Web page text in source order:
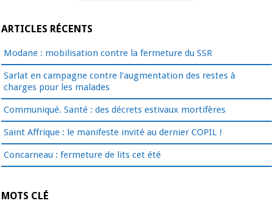
ARTICLES RÉCENTS
Modane : mobilisation contre la fermeture du SSR
Sarlat en campagne contre l’augmentation des restes à
charges pour les malades
Communiqué. Santé : des décrets estivaux mortifères
Saint Affrique : le manifeste invité au dernier COPIL !
Concarneau : fermeture de lits cet été
MOTS CLÉ